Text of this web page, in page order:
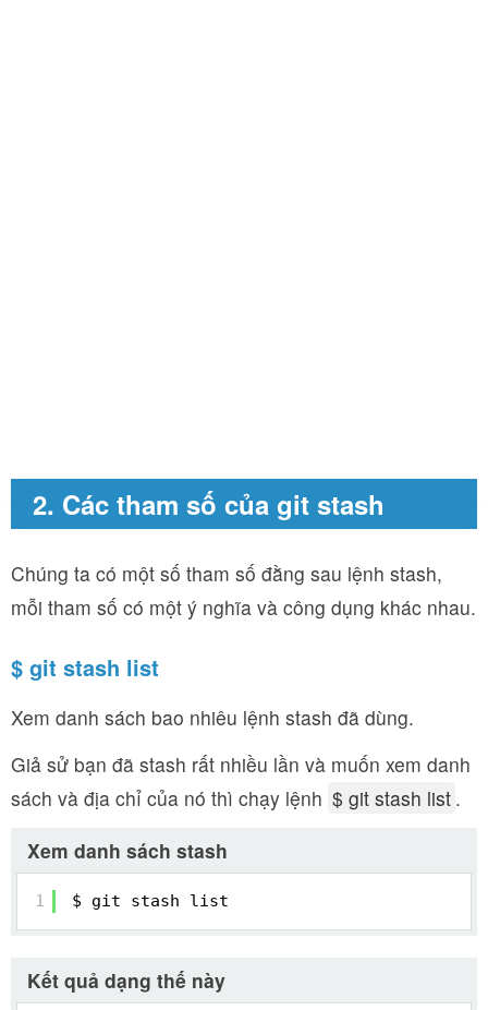
2. Các tham số của git stash
Chúng ta có một số tham số đằng sau lệnh stash,
mỗi tham số có một ý nghĩa và công dụng khác nhau.
$ git stash list
Xem danh sách bao nhiêu lệnh stash đã dùng.
Giả sử bạn đã stash rất nhiều lần và muốn xem danh
sách và địa chỉ của nó thì chạy lệnh $ git stash list .
Xem danh sách stash
1 $ git stash list
Kết quả dạng thế này